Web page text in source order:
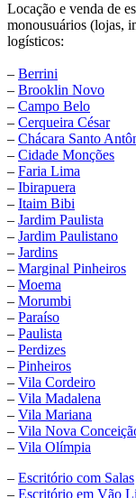
Locação e venda de
monousuários (lojas,
logísticos:
– Berrini
– Brooklin Novo
– Campo Belo
– Cerqueira César
– Chácara Santo
– Cidade Monções
– Faria Lima
– Ibirapuera
– Itaim Bibi
– Jardim Paulista
– Jardim Paulistano
– Jardins
– Marginal Pinheiros
– Moema
– Morumbi
– Paraíso
– Paulista
– Perdizes
– Pinheiros
– Vila Cordeiro
– Vila Madalena
– Vila Mariana
– Vila Nova
– Vila Olímpia
– Escritório com Salas
– Escritório em Vão